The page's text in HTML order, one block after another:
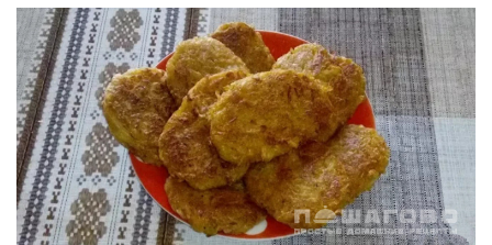
Овощные драники